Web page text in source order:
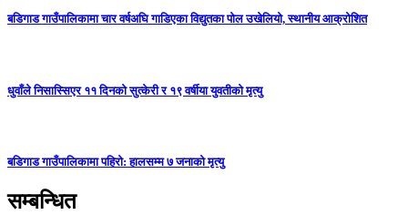
बडिगाड गाउँपालिकामा चार वर्षअघि गाडिएका विद्युतका पोल उखेलियो, स्थानीय आक्रोशित
धुवाँले निसास्सिएर ११ दिनको सुत्केरी र १९ वर्षीया युवतीको मृत्यु
बडिगाड गाउँपालिकामा पहिरो: हालसम्म ७ जनाको मृत्यु
सम्बन्धित